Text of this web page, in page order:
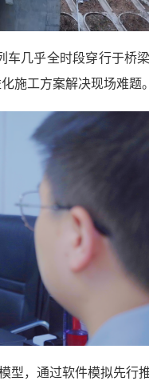
车几乎全时段穿行于桥
施工方案解决现场难题。
型，通过软件模拟先行